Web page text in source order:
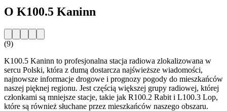
O K100.5 Kaninn
(9)
K100.5 Kaninn to profesjonalna stacja radiowa zlokalizowana w
sercu Polski, która z dumą dostarcza najświeższe wiadomości,
najnowsze informacje drogowe i prognozy pogody do mieszkańców
naszej pięknej regionu. Jest częścią większej grupy radiowej, której
członkami są mniejsze stacje, takie jak R100.2 Rabit i L100.3 Lop,
które są również słuchane przez mieszkańców naszego obszaru.